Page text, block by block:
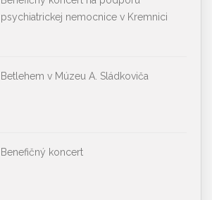
psychiatrickej nemocnice v Kremnici
Betlehem v Múzeu A. Sládkoviča
Benefičný koncert